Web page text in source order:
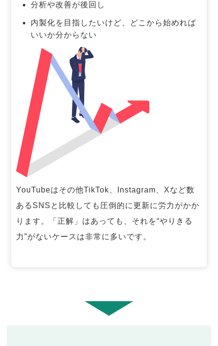
分析や改善が後回し
内製化を目指したいけど、どこから始めれば
いいか分からない
YouTubeはその他TikTok、Instagram、Xなど数
あるSNSと比較しても圧倒的に更新に労力がかか
ります。「正解」はあっても、それを“やりきる
力”がないケースは非常に多いです。